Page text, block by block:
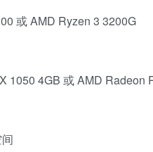
或 AMD Ryzen 3 3200G
1050 4GB 或 AMD Radeon